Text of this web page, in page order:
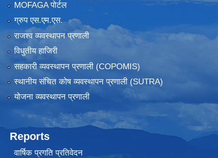
MOFAGA पोर्टल
ग्रुप एस.एम.एस.
राजश्व व्यवस्थापन प्रणाली
विधुतीय हाजिरी
सहकारी व्यवस्थापन प्रणाली (COPOMIS)
स्थानीय संचित कोष व्यवस्थापन प्रणाली (SUTRA)
योजना व्यवस्थापन प्रणाली
Reports
वार्षिक प्रगति प्रतिवेदन